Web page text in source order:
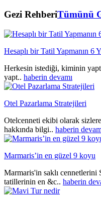
Gezi RehberiTümünü
Hesaplı bir Tatil Yapmanın 6
Herkesin istediği, kiminin
yapt.. haberin devamı
Otel Pazarlama Stratejileri
Otelcenneti ekibi olarak
hakkında bilgi.. haberin
Marmaris’in en güzel 9 koyu
Marmaris'in saklı
tatillerinin en &c.. haberin